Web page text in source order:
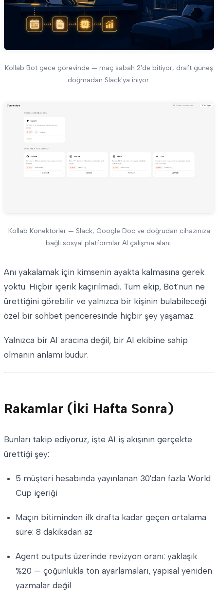
Kollab Bot gece görevinde — maç sabah 2'de bitiyor, draft güneş
doğmadan Slack'ya iniyor.
Kollab Konektörler — Slack, Google Doc ve doğrudan cihazınıza
bağlı sosyal platformlar AI çalışma alanı.
Anı yakalamak için kimsenin ayakta kalmasına gerek
yoktu. Hiçbir içerik kaçırılmadı. Tüm ekip, Bot'nun ne
ürettiğini görebilir ve yalnızca bir kişinin bulabileceği
özel bir sohbet penceresinde hiçbir şey yaşamaz.
Yalnızca bir AI aracına değil, bir AI ekibine sahip
olmanın anlamı budur.
Rakamlar (İki Hafta Sonra)
Bunları takip ediyoruz, işte AI iş akışının gerçekte
ürettiği şey:
5 müşteri hesabında yayınlanan 30'dan fazla World
Cup içeriği
Maçın bitiminden ilk drafta kadar geçen ortalama
süre: 8 dakikadan az
Agent outputs üzerinde revizyon oranı: yaklaşık
%20 — çoğunlukla ton ayarlamaları, yapısal yeniden
yazmalar değil